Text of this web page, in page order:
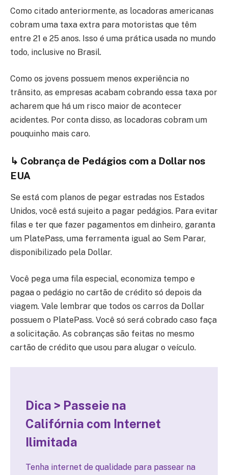
Como citado anteriormente, as locadoras americanas
cobram uma taxa extra para motoristas que têm
entre 21 e 25 anos. Isso é uma prática usada no mundo
todo, inclusive no Brasil.
Como os jovens possuem menos experiência no
trânsito, as empresas acabam cobrando essa taxa por
acharem que há um risco maior de acontecer
acidentes. Por conta disso, as locadoras cobram um
pouquinho mais caro.
↳ Cobrança de Pedágios com a Dollar nos
EUA
Se está com planos de pegar estradas nos Estados
Unidos, você está sujeito a pagar pedágios. Para evitar
filas e ter que fazer pagamentos em dinheiro, garanta
um PlatePass, uma ferramenta igual ao Sem Parar,
disponibilizado pela Dollar.
Você pega uma fila especial, economiza tempo e
pagaa o pedágio no cartão de crédito só depois da
viagem. Vale lembrar que todos os carros da Dollar
possuem o PlatePass. Você só será cobrado caso faça
a solicitação. As cobranças são feitas no mesmo
cartão de crédito que usou para alugar o veículo.
Dica > Passeie na
Califórnia com Internet
Ilimitada
Tenha internet de qualidade para passear na